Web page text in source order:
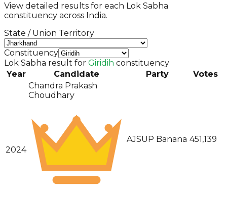
View detailed results for each Lok Sabha
constituency across India.
State / Union Territory
Constituency
Lok Sabha result for Giridih constituency
Year
Candidate Party Votes
2024
Chandra Prakash
Choudhary
AJSUP Banana 451,139